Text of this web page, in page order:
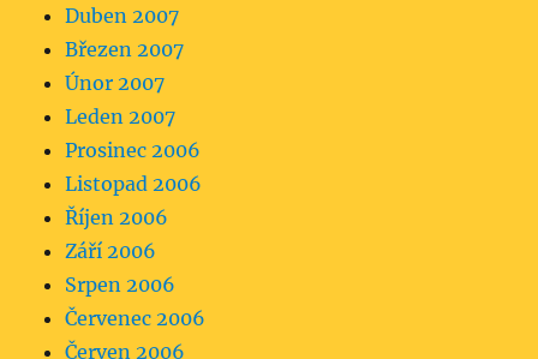
Duben 2007
Březen 2007
Únor 2007
Leden 2007
Prosinec 2006
Listopad 2006
Říjen 2006
Září 2006
Srpen 2006
Červenec 2006
Červen 2006